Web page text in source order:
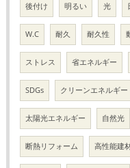
後付け 明るい 光
W.C 耐久 耐久性
ストレス 省エネルギー
SDGs クリーンエネルギー
太陽光エネルギー 自然光
断熱リフォーム 高性能建